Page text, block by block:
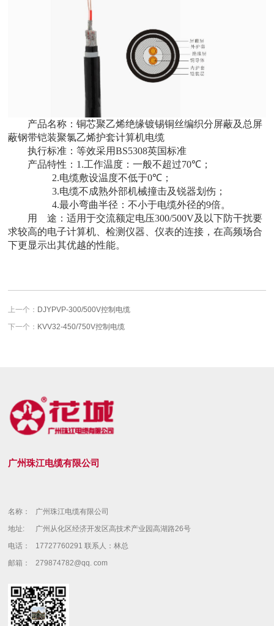
产品名称：铜芯聚乙烯绝缘镀锡铜丝编织分屏蔽及总屏
蔽钢带铠装聚氯乙烯护套计算机电缆
执行标准：等效采用BS5308英国标准
产品特性： 1.工作温度：一般不超过70℃；
2.电缆敷设温度不低于0℃；
3.电缆不成熟外部机械撞击及锐器划伤；
4.最小弯曲半径：不小于电缆外径的9倍。
用 途：适用于交流额定电压300/500V及以下防干扰要
求较高的电子计算机、检测仪器、仪表的连接，在高频场合
下更显示出其优越的性能。
上一个： DJYPVP-300/500V控制电缆
下一个： KVV32-450/750V控制电缆
广州珠江电缆有限公司
名称：
广州珠江电缆有限公司
地址:
广州从化区经济开发区高技术产业园高湖路26号
电话：
17727760291 联系人：林总
邮箱：
279874782@qq. com